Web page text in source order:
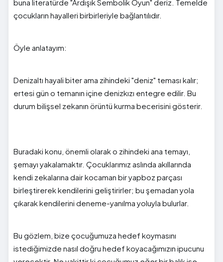
buna literatürde "Ardışık Sembolik Oyun" deriz. Temelde
çocukların hayalleri birbirleriyle bağlantılıdır.
Öyle anlatayım:
Denizaltı hayali biter ama zihindeki "deniz" teması kalır;
ertesi gün o temanın içine denizkızı entegre edilir. Bu
durum bilişsel zekanın örüntü kurma becerisini gösterir.
Buradaki konu, önemli olarak o zihindeki ana temayı,
şemayı yakalamaktır. Çocuklarımız aslında akıllarında
kendi zekalarına dair kocaman bir yapboz parçası
birleştirerek kendilerini geliştirirler; bu şemadan yola
çıkarak kendilerini deneme-yanılma yoluyla bulurlar.
Bu gözlem, bize çocuğumuza hedef koymasını
istediğimizde nasıl doğru hedef koyacağımızın ipucunu